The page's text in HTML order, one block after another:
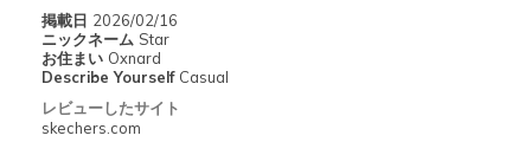
Sizing
View On Shoes
掲載日 2026/02/16
ニックネーム Star
お住まい Oxnard
Describe Yourself Casual
レビューしたサイト
skechers.com